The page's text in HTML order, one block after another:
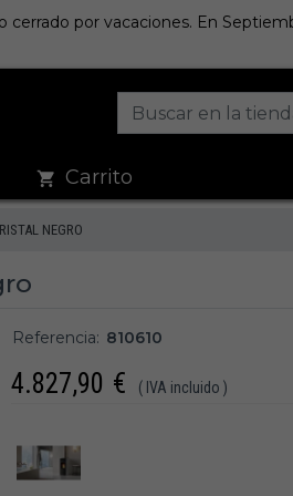
cerrado por vacaciones. En
Carrito
NEGRO
Referencia: 810610
4.827,90 € ( IVA incluido )